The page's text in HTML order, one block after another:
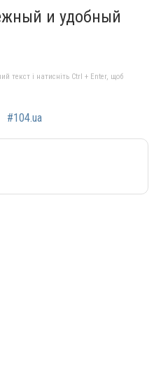
и удобный
текст і натисніть Ctrl + Enter, щоб
#104.ua